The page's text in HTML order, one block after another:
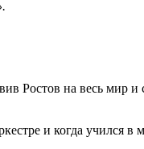
Ростов на весь мир и
и когда учился в